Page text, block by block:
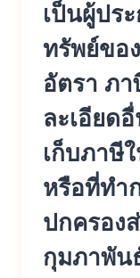
เป็นผู้ปร
ทรัพย์ขอ
อัตรา ภา
ละเอียด
เก็บภาษี
หรือที่ทำ
ปกครอง
กุมภาพัน